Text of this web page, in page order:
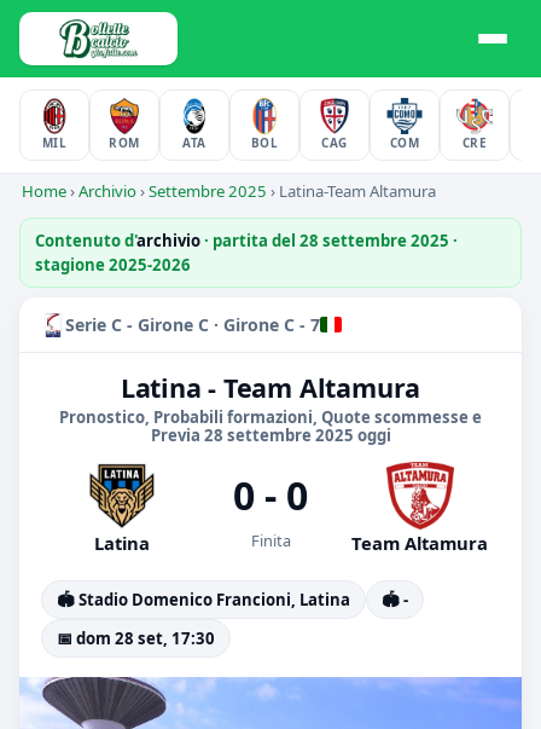
MIL ROM ATA BOL CAG COM CRE
Home›Archivio›Settembre 2025 › Latina-Team Altamura
Contenuto d'archivio· partita del 28 settembre 2025 ·
stagione 2025-2026
Serie C - Girone C · Girone C - 7
Latina - Team Altamura
Pronostico, Probabili formazioni, Quote scommesse e
Previa 28 settembre 2025 oggi
Latina
0 - 0
Finita Team Altamura
🏟️ Stadio Domenico Francioni, Latina
🏟️ -
📅 dom 28 set, 17:30